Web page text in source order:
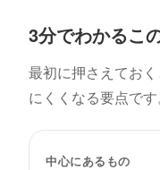
3分でわかるこ
最初に押さえてお
にくくなる要点です
中心にあるもの